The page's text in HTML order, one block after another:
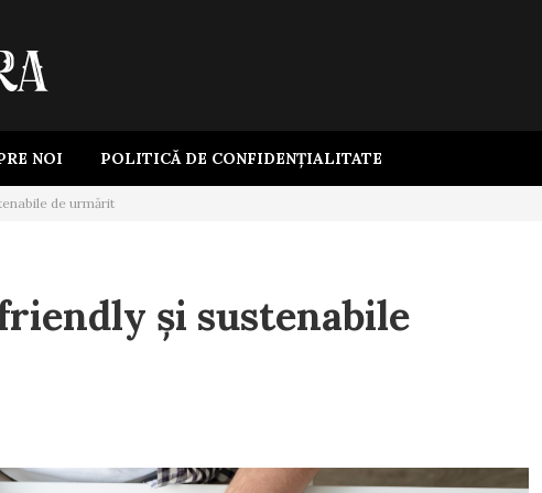
NOI POLITICĂ DE CONFIDENȚIALITATE
de urmărit
și sustenabile